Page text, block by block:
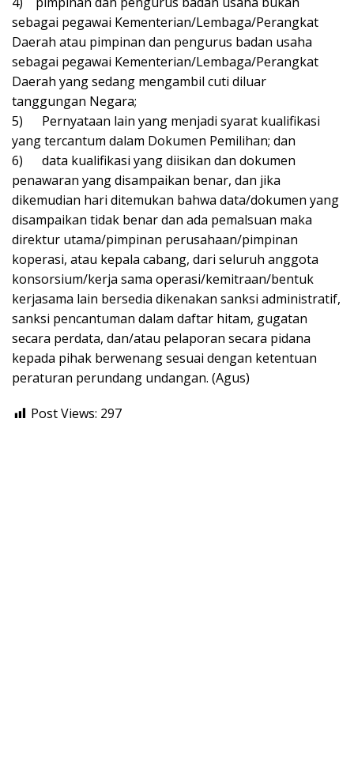
sebagai pegawai Kementerian/Lembaga/Perangkat
Daerah atau pimpinan dan pengurus badan usaha
sebagai pegawai Kementerian/Lembaga/Perangkat
Daerah yang sedang mengambil cuti diluar
tanggungan Negara;
5) Pernyataan lain yang menjadi syarat kualifikasi
yang tercantum dalam Dokumen Pemilihan; dan
6) data kualifikasi yang diisikan dan dokumen
penawaran yang disampaikan benar, dan jika
dikemudian hari ditemukan bahwa data/dokumen yang
disampaikan tidak benar dan ada pemalsuan maka
direktur utama/pimpinan perusahaan/pimpinan
koperasi, atau kepala cabang, dari seluruh anggota
konsorsium/kerja sama operasi/kemitraan/bentuk
kerjasama lain bersedia dikenakan sanksi administratif,
sanksi pencantuman dalam daftar hitam, gugatan
secara perdata, dan/atau pelaporan secara pidana
kepada pihak berwenang sesuai dengan ketentuan
peraturan perundang undangan. (Agus)
Post Views: 297